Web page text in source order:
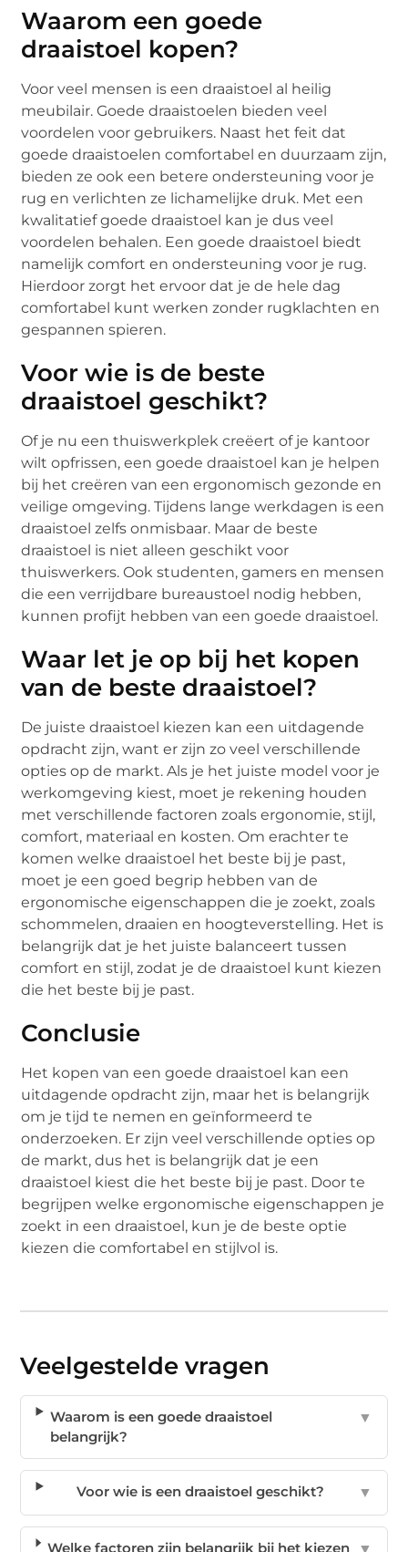
Waarom een goede
draaistoel kopen?
Voor veel mensen is een draaistoel al heilig
meubilair. Goede draaistoelen bieden veel
voordelen voor gebruikers. Naast het feit dat
goede draaistoelen comfortabel en duurzaam zijn,
bieden ze ook een betere ondersteuning voor je
rug en verlichten ze lichamelijke druk. Met een
kwalitatief goede draaistoel kan je dus veel
voordelen behalen. Een goede draaistoel biedt
namelijk comfort en ondersteuning voor je rug.
Hierdoor zorgt het ervoor dat je de hele dag
comfortabel kunt werken zonder rugklachten en
gespannen spieren.
Voor wie is de beste
draaistoel geschikt?
Of je nu een thuiswerkplek creëert of je kantoor
wilt opfrissen, een goede draaistoel kan je helpen
bij het creëren van een ergonomisch gezonde en
veilige omgeving. Tijdens lange werkdagen is een
draaistoel zelfs onmisbaar. Maar de beste
draaistoel is niet alleen geschikt voor
thuiswerkers. Ook studenten, gamers en mensen
die een verrijdbare bureaustoel nodig hebben,
kunnen profijt hebben van een goede draaistoel.
Waar let je op bij het kopen
van de beste draaistoel?
De juiste draaistoel kiezen kan een uitdagende
opdracht zijn, want er zijn zo veel verschillende
opties op de markt. Als je het juiste model voor je
werkomgeving kiest, moet je rekening houden
met verschillende factoren zoals ergonomie, stijl,
comfort, materiaal en kosten. Om erachter te
komen welke draaistoel het beste bij je past,
moet je een goed begrip hebben van de
ergonomische eigenschappen die je zoekt, zoals
schommelen, draaien en hoogteverstelling. Het is
belangrijk dat je het juiste balanceert tussen
comfort en stijl, zodat je de draaistoel kunt kiezen
die het beste bij je past.
Conclusie
Het kopen van een goede draaistoel kan een
uitdagende opdracht zijn, maar het is belangrijk
om je tijd te nemen en geïnformeerd te
onderzoeken. Er zijn veel verschillende opties op
de markt, dus het is belangrijk dat je een
draaistoel kiest die het beste bij je past. Door te
begrijpen welke ergonomische eigenschappen je
zoekt in een draaistoel, kun je de beste optie
kiezen die comfortabel en stijlvol is.
Veelgestelde vragen
Waarom is een goede draaistoel
belangrijk?
▼
Voor wie is een draaistoel geschikt? ▼
Welke factoren zijn belangrijk bij het kiezen